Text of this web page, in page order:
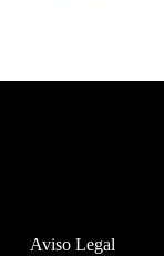
Aviso Legal